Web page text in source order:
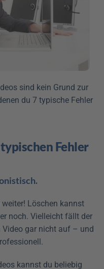
sind kein Grund zur
du 7 typische Fehler
Fehler
Löschen kannst
noch. Vielleicht fällt der
Video gar nicht auf – und
kannst du beliebig